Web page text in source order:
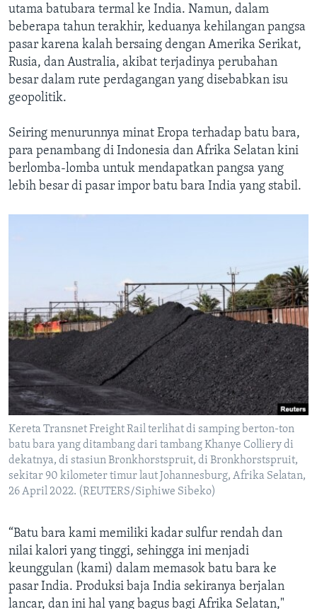
utama batubara termal ke India. Namun, dalam
beberapa tahun terakhir, keduanya kehilangan pangsa
pasar karena kalah bersaing dengan Amerika Serikat,
Rusia, dan Australia, akibat terjadinya perubahan
besar dalam rute perdagangan yang disebabkan isu
geopolitik.
Seiring menurunnya minat Eropa terhadap batu bara,
para penambang di Indonesia dan Afrika Selatan kini
berlomba-lomba untuk mendapatkan pangsa yang
lebih besar di pasar impor batu bara India yang stabil.
Kereta Transnet Freight Rail terlihat di samping berton-ton
batu bara yang ditambang dari tambang Khanye Colliery di
dekatnya, di stasiun Bronkhorstspruit, di Bronkhorstspruit,
sekitar 90 kilometer timur laut Johannesburg, Afrika Selatan,
26 April 2022. (REUTERS/Siphiwe Sibeko)
“Batu bara kami memiliki kadar sulfur rendah dan
nilai kalori yang tinggi, sehingga ini menjadi
keunggulan (kami) dalam memasok batu bara ke
pasar India. Produksi baja India sekiranya berjalan
lancar, dan ini hal yang bagus bagi Afrika Selatan,"